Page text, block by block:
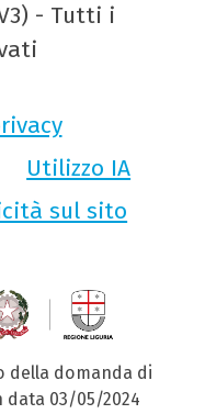
- Tutti i
Utilizzo IA
sul sito
della domanda di
03/05/2024